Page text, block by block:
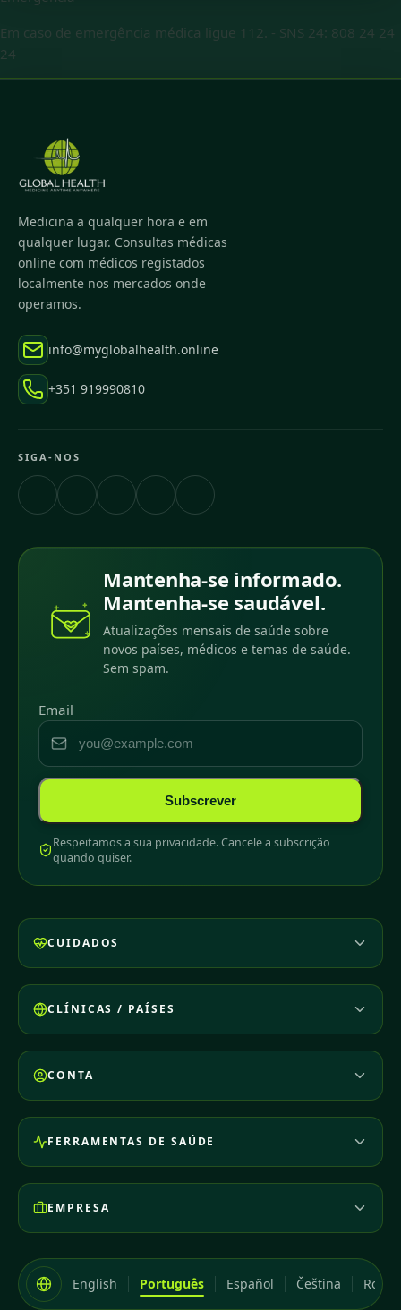
Em caso de emergência médica ligue 112. - SNS 24: 808 24 24
24
Medicina a qualquer hora e em
qualquer lugar. Consultas médicas
online com médicos registados
localmente nos mercados onde
operamos.
info@myglobalhealth.online
+351 919990810
SIGA-NOS
Mantenha-se informado.
Mantenha-se saudável.
Atualizações mensais de saúde sobre
novos países, médicos e temas de saúde.
Sem spam.
Email
Subscrever
Respeitamos a sua privacidade. Cancele a subscrição
quando quiser.
CUIDADOS
CLÍNICAS / PAÍSES
CONTA
FERRAMENTAS DE SAÚDE
EMPRESA
English Português Español Čeština